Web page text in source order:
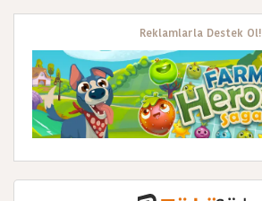
Reklamlarla Destek Ol!